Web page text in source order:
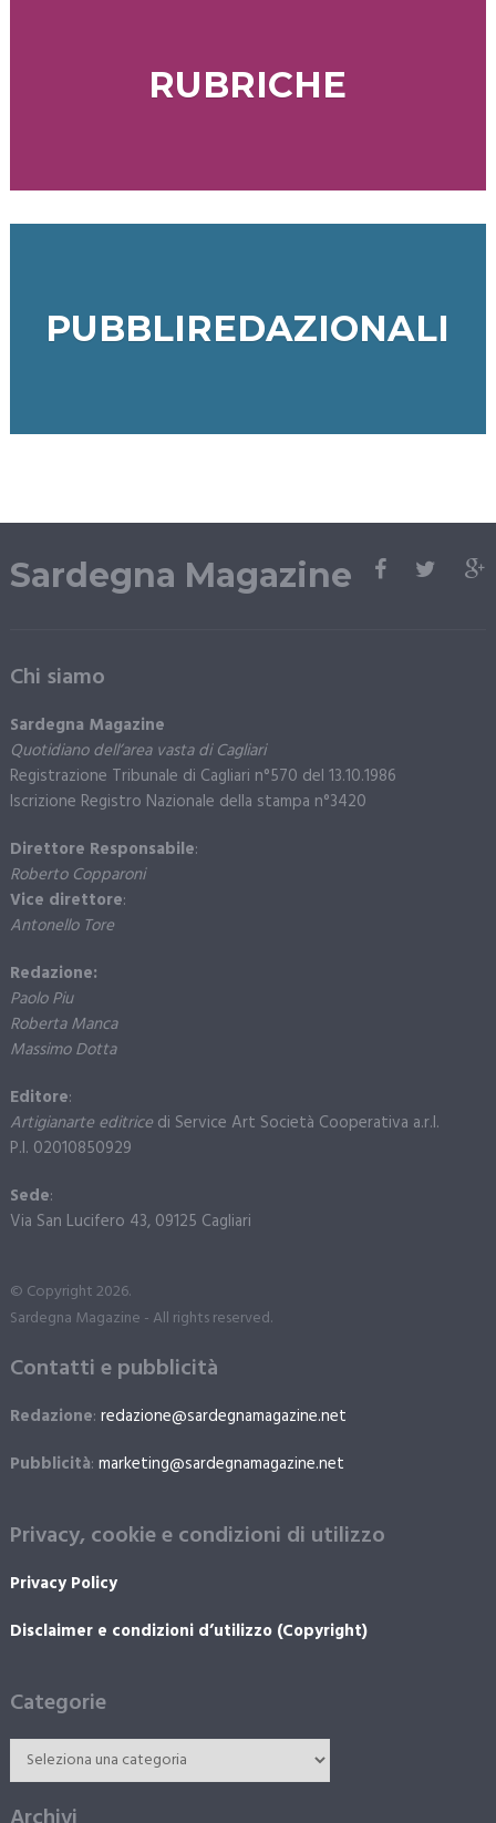
RUBRICHE
PUBBLIREDAZIONALI
Sardegna Magazine
Chi siamo
Sardegna Magazine
Quotidiano dell’area vasta di Cagliari
Registrazione Tribunale di Cagliari n°570 del 13.10.1986
Iscrizione Registro Nazionale della stampa n°3420
Direttore Responsabile:
Roberto Copparoni
Vice direttore:
Antonello Tore
Redazione:
Paolo Piu
Roberta Manca
Massimo Dotta
Editore:
Artigianarte editricedi Service Art Società Cooperativa a.r.l.
P.I. 02010850929
Sede:
Via San Lucifero 43, 09125 Cagliari
© Copyright 2026.
Sardegna Magazine - All rights reserved.
Contatti e pubblicità
Redazione: redazione@sardegnamagazine.net
Pubblicità: marketing@sardegnamagazine.net
Privacy, cookie e condizioni di utilizzo
Privacy Policy
Disclaimer e condizioni d’utilizzo (Copyright)
Categorie